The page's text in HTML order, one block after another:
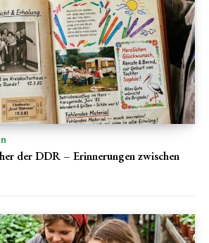
der DDR – Erinnerungen zwischen